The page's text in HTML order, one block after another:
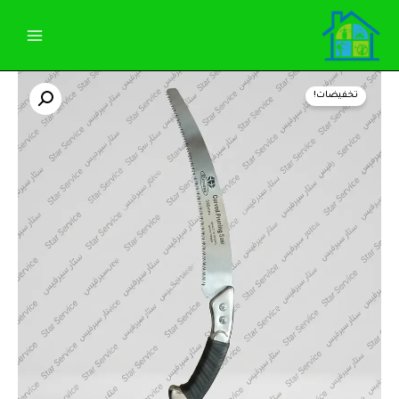
المحتوى
تخفيضات!
السعر
الأصلي
هو:
390,00 EGP.
السعر
الحالي
هو:
375,00 EGP.
كمية
منشار
كورى
لقص
الاشجار